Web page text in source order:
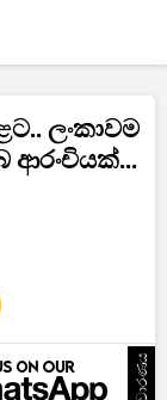
ලංකාවම
ආරංචියක්...
ප්‍රචාරණය